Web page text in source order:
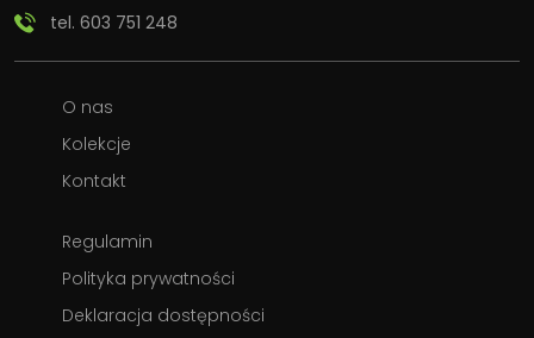
tel. 603 751 248
O nas
Kolekcje
Kontakt
Regulamin
Polityka prywatności
Deklaracja dostępności